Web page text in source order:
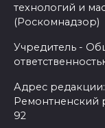
технологий и
(Роскомнадзор)
Учредитель -
Адрес редакции:
Ремонтненский
92